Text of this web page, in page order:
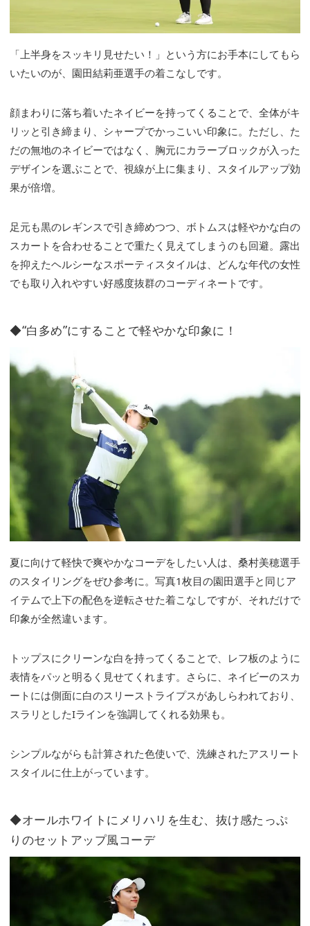
「上半身をスッキリ見せたい！」という方にお手本にしてもら
いたいのが、園田結莉亜選手の着こなしです。
顔まわりに落ち着いたネイビーを持ってくることで、全体がキ
リッと引き締まり、シャープでかっこいい印象に。ただし、た
だの無地のネイビーではなく、胸元にカラーブロックが入った
デザインを選ぶことで、視線が上に集まり、スタイルアップ効
果が倍増。
足元も黒のレギンスで引き締めつつ、ボトムスは軽やかな白の
スカートを合わせることで重たく見えてしまうのも回避。露出
を抑えたヘルシーなスポーティスタイルは、どんな年代の女性
でも取り入れやすい好感度抜群のコーディネートです。
◆“白多め”にすることで軽やかな印象に！
夏に向けて軽快で爽やかなコーデをしたい人は、桑村美穂選手
のスタイリングをぜひ参考に。写真1枚目の園田選手と同じア
イテムで上下の配色を逆転させた着こなしですが、それだけで
印象が全然違います。
トップスにクリーンな白を持ってくることで、レフ板のように
表情をパッと明るく見せてくれます。さらに、ネイビーのスカ
ートには側面に白のスリーストライプスがあしらわれており、
スラリとしたIラインを強調してくれる効果も。
シンプルながらも計算された色使いで、洗練されたアスリート
スタイルに仕上がっています。
◆オールホワイトにメリハリを生む、抜け感たっぷ
りのセットアップ風コーデ